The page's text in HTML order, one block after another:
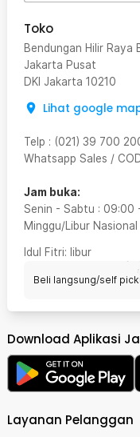
Toko
Bendungan Hilir Raya
Jakarta Pusat
DKI Jakarta 10210
Lihat google
Telp : (021) 39 700
Whatsapp Sales /
Jam buka:
Senin - Sabtu : 09:00
Minggu/Libur Nasional
Idul Fitri: libur
Beli langsung/self
Download Aplikasi
Layanan Pelanggan